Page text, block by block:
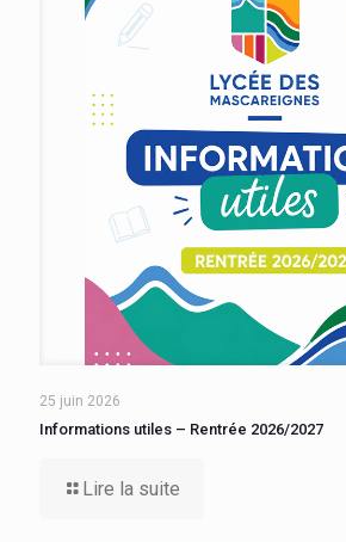
25 juin 2026
Informations utiles – Rentrée 2026/2027
Lire la suite